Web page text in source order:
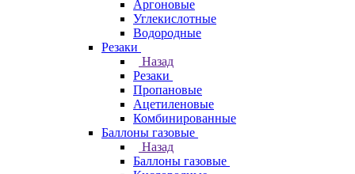
Аргоновые
Углекислотные
Водородные
Резаки
Назад
Резаки
Пропановые
Ацетиленовые
Комбинированные
Баллоны газовые
Назад
Баллоны газовые